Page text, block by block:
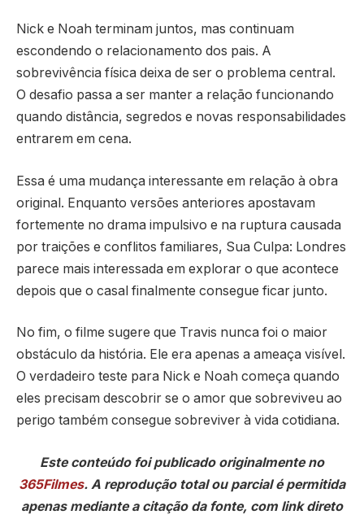
Nick e Noah terminam juntos, mas continuam
escondendo o relacionamento dos pais. A
sobrevivência física deixa de ser o problema central.
O desafio passa a ser manter a relação funcionando
quando distância, segredos e novas responsabilidades
entrarem em cena.
Essa é uma mudança interessante em relação à obra
original. Enquanto versões anteriores apostavam
fortemente no drama impulsivo e na ruptura causada
por traições e conflitos familiares, Sua Culpa: Londres
parece mais interessada em explorar o que acontece
depois que o casal finalmente consegue ficar junto.
No fim, o filme sugere que Travis nunca foi o maior
obstáculo da história. Ele era apenas a ameaça visível.
O verdadeiro teste para Nick e Noah começa quando
eles precisam descobrir se o amor que sobreviveu ao
perigo também consegue sobreviver à vida cotidiana.
Este conteúdo foi publicado originalmente no
365Filmes. A reprodução total ou parcial é permitida
apenas mediante a citação da fonte, com link direto